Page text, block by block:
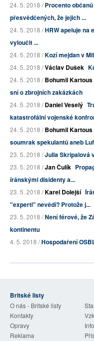
24. 5. 2018 /Procento
přesvědčených, že jejich ...
24. 5. 2018 /HRW apeluje na
vyloučit ...
24. 5. 2018 /Kozí mejdan v
24. 5. 2018 /Václav Dušek
24. 5. 2018 /Bohumil Kartous
sní o zbrojních zakázkách
24. 5. 2018 /Daniel Veselý
katastrofální vojenské
24. 5. 2018 /Bohumil Kartous
soumrak spekulantů aneb
23. 5. 2018 /Julia Skripalová
23. 5. 2018 /Jan Čulík
íránskými disidenty a...
23. 5. 2018 /Karel Dolejší
"experti" nevědí? Protože j...
23. 5. 2018 /Není férové, že
kontinentu
4. 5. 2018 /Hospodaření
Britské listy
O nás - Britské listy
Kontakty
Opravy
Reklama